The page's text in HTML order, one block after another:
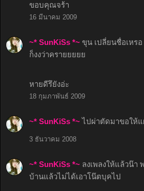
ขอบคุณจร้า
16 มีนาคม 2009
~* SunKiSs *~ ขุน เปลี่ยนชื่อเหรอ
ก็งงว่าครายยยยย
หายดีรึยังอ่ะ
18 กุมภาพันธ์ 2009
~* SunKiSs *~ ไปผ่าตัดมาขอให้แ
3 ธันวาคม 2008
~* SunKiSs *~ ลงเพลงให้แล้วน๊า
บ้านแล้วไม่ได้เอาโน๊ตบุคไป